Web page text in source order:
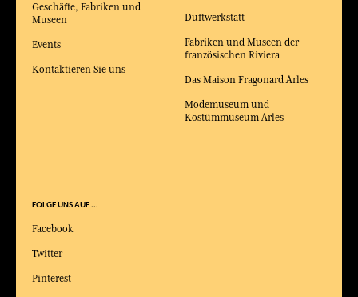
Duftwerkstatt
Fabriken und Museen der
französischen Riviera
Das Maison Fragonard Arles
Modemuseum und
Kostümmuseum Arles
Geschäfte, Fabriken und
Museen
Events
Kontaktieren Sie uns
FOLGE UNS AUF ...
Facebook
Twitter
Pinterest